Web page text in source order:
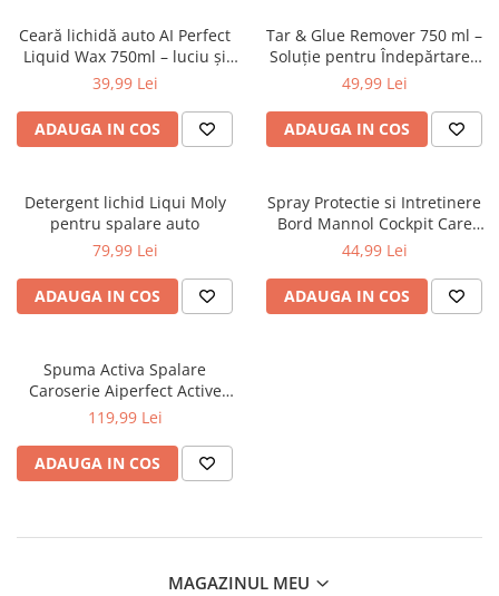
Ceară lichidă auto AI Perfect
Liquid Wax 750ml – luciu și
protecție hidrofobă
39,99 Lei
ADAUGA IN COS
Tar & Glue Remover 750 ml –
Soluție pentru Îndepărtarea
Gudronului, Adezivilor și
49,99 Lei
ADAUGA IN COS
Detergent lichid Liqui Moly
pentru spalare auto
79,99 Lei
ADAUGA IN COS
Spray Protectie si Intretinere
Bord Mannol Cockpit Care
Vanilie 250ml – Luciu,
Plastic si Cauciuc Interior
Exterior
44,99 Lei
ADAUGA IN COS
Spuma Activa Spalare
Caroserie Aiperfect Active
Foam 5L – Indeparteaza
Luciu, Sigura pe Crom, Plastic
si Cauciuc
119,99 Lei
ADAUGA IN COS
MAGAZINUL MEU